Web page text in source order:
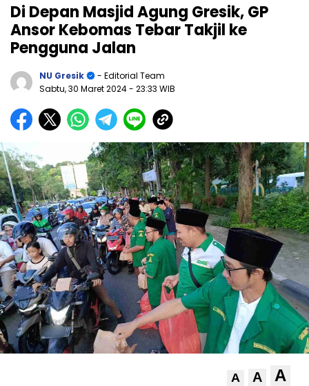
Di Depan Masjid Agung Gresik, GP
Ansor Kebomas Tebar Takjil ke
Pengguna Jalan
NU Gresik
- Editorial Team
Sabtu, 30 Maret 2024- 23:33 WIB
A A A